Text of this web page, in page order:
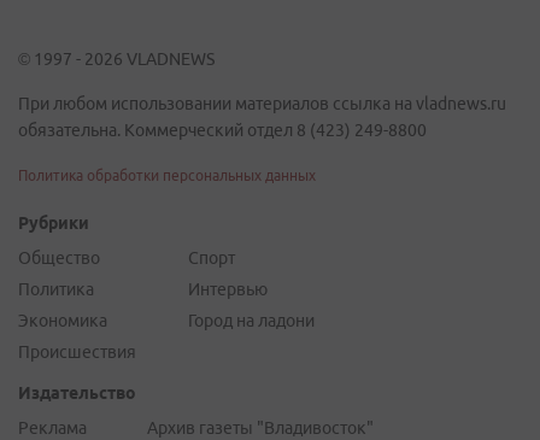
© 1997 - 2026 VLADNEWS
При любом использовании материалов ссылка на vladnews.ru
обязательна. Коммерческий отдел 8 (423) 249-8800
Политика обработки персональных данных
Рубрики
Общество
Политика
Экономика
Происшествия
Спорт
Интервью
Город на ладони
Издательство
Реклама
Архив газеты "Владивосток"